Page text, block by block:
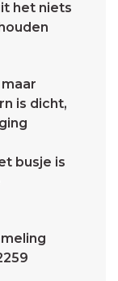
het niets
is dicht,
busje is